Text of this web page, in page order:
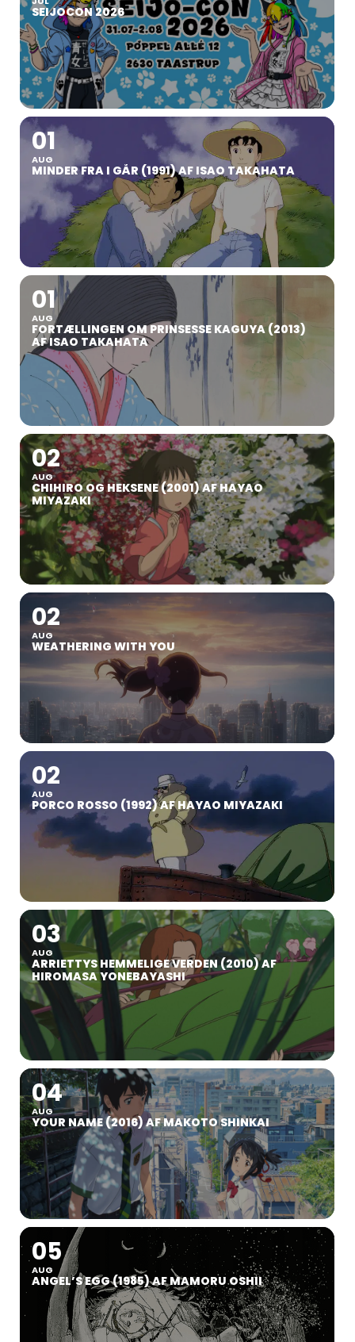
SEIJOCON 2026
01
AUG
MINDER FRA I GÅR (1991) AF ISAO TAKAHATA
01
AUG
FORTÆLLINGEN OM PRINSESSE KAGUYA (2013)
AF ISAO TAKAHATA
02
AUG
CHIHIRO OG HEKSENE (2001) AF HAYAO
MIYAZAKI
02
AUG
WEATHERING WITH YOU
02
AUG
PORCO ROSSO (1992) AF HAYAO MIYAZAKI
03
AUG
ARRIETTYS HEMMELIGE VERDEN (2010) AF
HIROMASA YONEBAYASHI
04
AUG
YOUR NAME (2016) AF MAKOTO SHINKAI
05
AUG
ANGEL’S EGG (1985) AF MAMORU OSHII